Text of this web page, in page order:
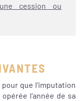
cession ou
que l'imputation
l’année de sa